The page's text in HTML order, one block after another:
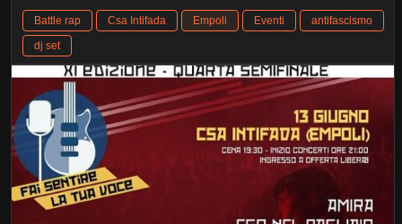
Battle rap Csa Intifada Empoli Eventi
antifascismo
dj set